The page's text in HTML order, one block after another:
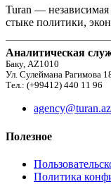
Turan — независимая
стыке политики,
Аналитическая
Баку, AZ1010
Ул. Сулеймана Рагимова
Тел.: (+99412) 440 11 96
agency@turan.az
Полезное
Политика